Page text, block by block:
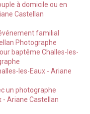
à domicile ou en
Castellan
familial
Photographe
baptême Challes-les-
les-Eaux - Ariane
un photographe
- Ariane Castellan